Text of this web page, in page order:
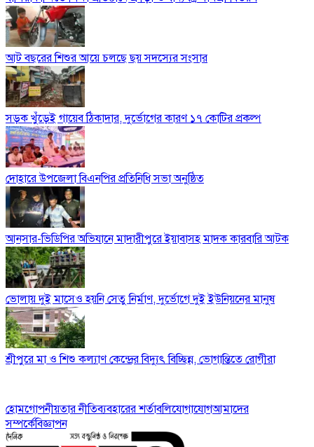
আট বছরের শিশুর আয়ে চলছে ছয় সদস্যের সংসার
সড়ক খুঁড়েই গায়েব ঠিকাদার, দুর্ভোগের কারণ ১৭ কোটির প্রকল্প
দোহারে উপজেলা বিএনপির প্রতিনিধি সভা অনুষ্ঠিত
আনসার-ভিডিপির অভিযানে মাদারীপুরে ইয়াবাসহ মাদক কারবারি আটক
ভোলায় দুই মাসেও হয়নি সেতু নির্মাণ, দুর্ভোগে দুই ইউনিয়নের মানুষ
শ্রীপুরে মা ও শিশু কল্যাণ কেন্দ্রের বিদ্যুৎ বিচ্ছিন্ন, ভোগান্তিতে রোগীরা
হোমগোপনীয়তার নীতিব্যবহারের শর্তাবলিযোগাযোগআমাদের
সম্পর্কেবিজ্ঞাপন